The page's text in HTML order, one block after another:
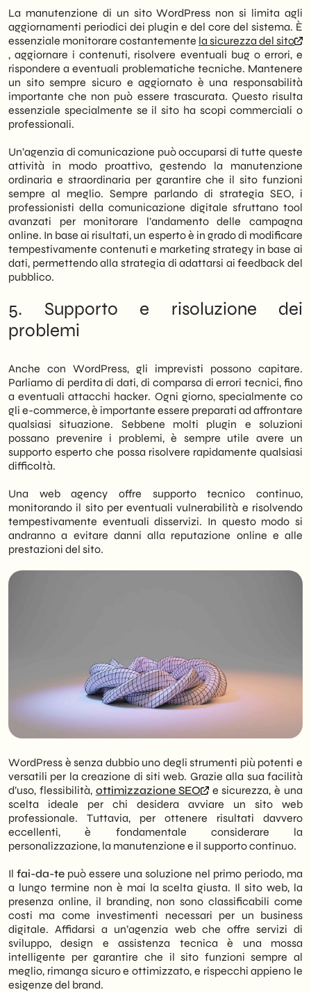
La manutenzione di un sito WordPress non si limita agli
aggiornamenti periodici dei plugin e del core del sistema. È
essenziale monitorare costantemente la sicurezza del sito
, aggiornare i contenuti, risolvere eventuali bug o errori, e
rispondere a eventuali problematiche tecniche. Mantenere
un sito sempre sicuro e aggiornato è una responsabilità
importante che non può essere trascurata. Questo risulta
essenziale specialmente se il sito ha scopi commerciali o
professionali.
Un’agenzia di comunicazione può occuparsi di tutte queste
attività in modo proattivo, gestendo la manutenzione
ordinaria e straordinaria per garantire che il sito funzioni
sempre al meglio. Sempre parlando di strategia SEO, i
professionisti della comunicazione digitale sfruttano tool
avanzati per monitorare l’andamento delle campagna
online. In base ai risultati, un esperto è in grado di modificare
tempestivamente contenuti e marketing strategy in base ai
dati, permettendo alla strategia di adattarsi ai feedback del
pubblico.
5. Supporto e risoluzione dei
problemi
Anche con WordPress, gli imprevisti possono capitare.
Parliamo di perdita di dati, di comparsa di errori tecnici, fino
a eventuali attacchi hacker. Ogni giorno, specialmente co
gli e-commerce, è importante essere preparati ad affrontare
qualsiasi situazione. Sebbene molti plugin e soluzioni
possano prevenire i problemi, è sempre utile avere un
supporto esperto che possa risolvere rapidamente qualsiasi
difficoltà.
Una web agency offre supporto tecnico continuo,
monitorando il sito per eventuali vulnerabilità e risolvendo
tempestivamente eventuali disservizi. In questo modo si
andranno a evitare danni alla reputazione online e alle
prestazioni del sito.
WordPress è senza dubbio uno degli strumenti più potenti e
versatili per la creazione di siti web. Grazie alla sua facilità
d’uso, flessibilità, ottimizzazione SEO
e sicurezza, è una
scelta ideale per chi desidera avviare un sito web
professionale. Tuttavia, per ottenere risultati davvero
eccellenti, è fondamentale considerare la
personalizzazione, la manutenzione e il supporto continuo.
Il fai-da-te può essere una soluzione nel primo periodo, ma
a lungo termine non è mai la scelta giusta. Il sito web, la
presenza online, il branding, non sono classificabili come
costi ma come investimenti necessari per un business
digitale. Affidarsi a un’agenzia web che offre servizi di
sviluppo, design e assistenza tecnica è una mossa
intelligente per garantire che il sito funzioni sempre al
meglio, rimanga sicuro e ottimizzato, e rispecchi appieno le
esigenze del brand.